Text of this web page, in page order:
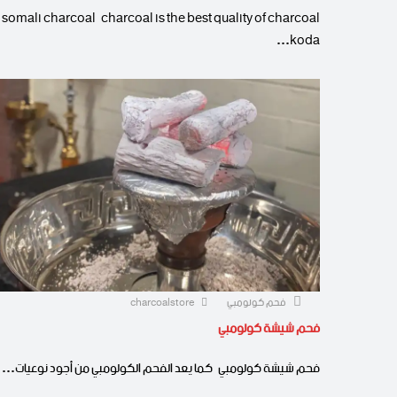
somali charcoal charcoal is the best quality of charcoal
koda…
فحم كولومبي
فحم شيشة كولومبي
فحم شيشة كولومبي كما يعد الفحم الكولومبي من أجود نوعيات…